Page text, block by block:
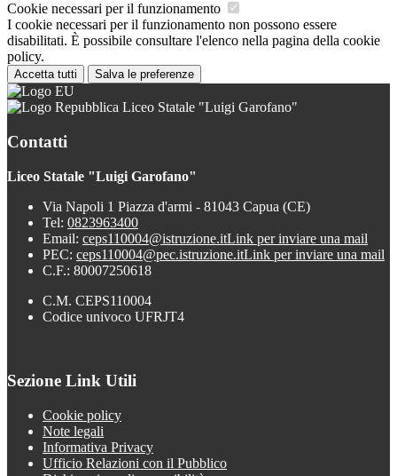
Cookie necessari per il funzionamento
I cookie necessari per il funzionamento non possono essere
disabilitati. È possibile consultare l'elenco nella pagina della cookie
policy.
Accetta tutti Salva le preferenze
Liceo Statale "Luigi Garofano"
Contatti
Liceo Statale "Luigi Garofano"
Via Napoli 1 Piazza d'armi - 81043 Capua (CE)
Tel: 0823963400
Email: ceps110004@istruzione.itLink per inviare una mail
PEC: ceps110004@pec.istruzione.itLink per inviare una mail
C.F.: 80007250618
C.M. CEPS110004
Codice univoco UFRJT4
Sezione Link Utili
Cookie policy
Note legali
Informativa Privacy
Ufficio Relazioni con il Pubblico